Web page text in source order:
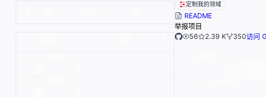
定制我的领域
README
举报项目
56
2.39 K 350访问